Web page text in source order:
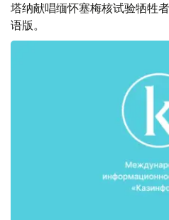
塔纳献唱缅怀塞梅核试验牺牲
语版。